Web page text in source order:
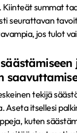
summat
seurattavan
jos tulot
tekijä
Aseta itsellesi
kuten